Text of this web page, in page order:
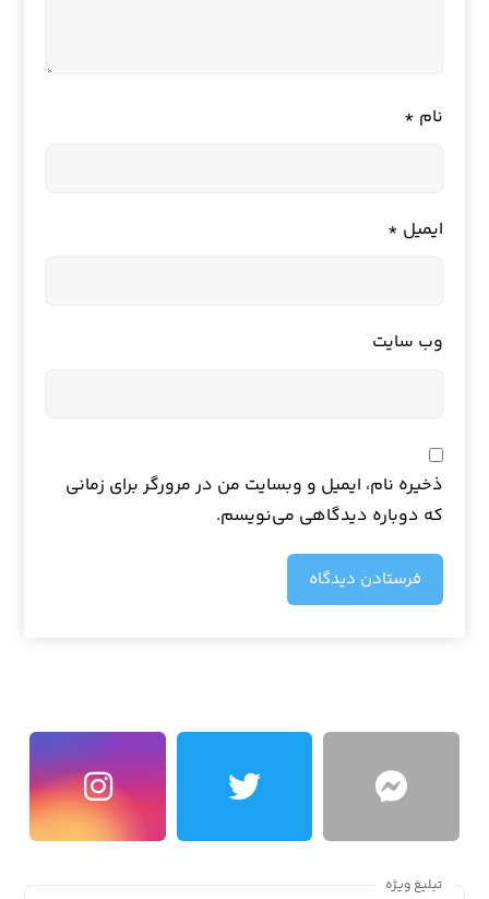
نام *
ایمیل *
وب‌ سایت
ذخیره نام، ایمیل و وبسایت من در مرورگر برای زمانی
که دوباره دیدگاهی می‌نویسم.
فرستادن دیدگاه
تبلیغ ویژه